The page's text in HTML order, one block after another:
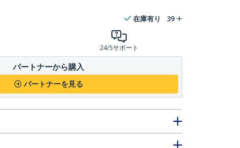
在庫有り 39
24/5サポート
パートナーから購入
パートナーを見る